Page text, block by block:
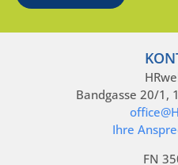
Bandgasse 20/1,
Ihre
FN